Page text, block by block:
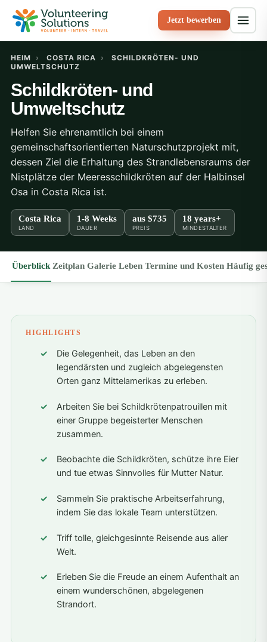
Jetzt bewerben
HEIM › COSTA RICA ›
SCHILDKRÖTEN- UND
UMWELTSCHUTZ
Schildkröten- und
Umweltschutz
Helfen Sie ehrenamtlich bei einem
gemeinschaftsorientierten Naturschutzprojekt mit,
dessen Ziel die Erhaltung des Strandlebensraums der
Nistplätze der Meeresschildkröten auf der Halbinsel
Osa in Costa Rica ist.
Costa Rica
LAND
1-8 Weeks
DAUER
aus $735
PREIS
18 years+
MINDESTALTER
Überblick Zeitplan Galerie Leben Termine und Kosten Häufig
HIGHLIGHTS
Die Gelegenheit, das Leben an den
legendärsten und zugleich abgelegensten
Orten ganz Mittelamerikas zu erleben.
Arbeiten Sie bei Schildkrötenpatrouillen mit
einer Gruppe begeisterter Menschen
zusammen.
Beobachte die Schildkröten, schütze ihre Eier
und tue etwas Sinnvolles für Mutter Natur.
Sammeln Sie praktische Arbeitserfahrung,
indem Sie das lokale Team unterstützen.
Triff tolle, gleichgesinnte Reisende aus aller
Welt.
Erleben Sie die Freude an einem Aufenthalt an
einem wunderschönen, abgelegenen
Strandort.